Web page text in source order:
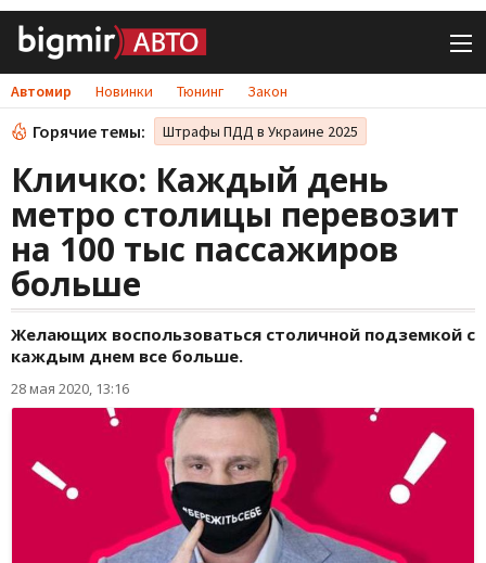
Автомир Новинки Тюнинг Закон
Горячие темы: Штрафы ПДД в Украине 2025
Кличко: Каждый день
метро столицы перевозит
на 100 тыс пассажиров
больше
Желающих воспользоваться столичной подземкой с
каждым днем все больше.
28 мая 2020, 13:16